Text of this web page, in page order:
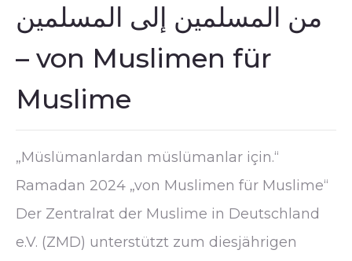
من المسلمين إلى المسلمين
– von Muslimen für
Muslime
„Müslümanlardan müslümanlar için.“
Ramadan 2024 „von Muslimen für Muslime“
Der Zentralrat der Muslime in Deutschland
e.V. (ZMD) unterstützt zum diesjährigen